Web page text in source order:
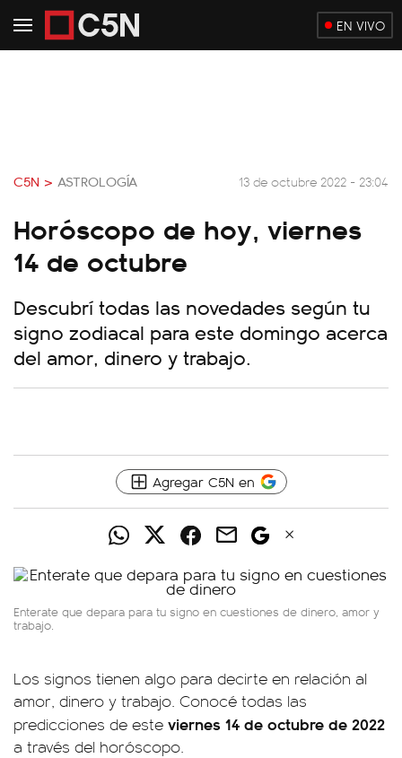
EN VIVO
C5N > ASTROLOGÍA 13 de octubre 2022 - 23:04
Horóscopo de hoy, viernes
14 de octubre
Descubrí todas las novedades según tu
signo zodiacal para este domingo acerca
del amor, dinero y trabajo.
Agregar C5N en
Enterate que depara para tu signo en cuestiones de dinero, amor y
trabajo.
Los signos tienen algo para decirte en relación al
amor, dinero y trabajo. Conocé todas las
predicciones de este viernes 14 de octubre de 2022
a través del horóscopo.